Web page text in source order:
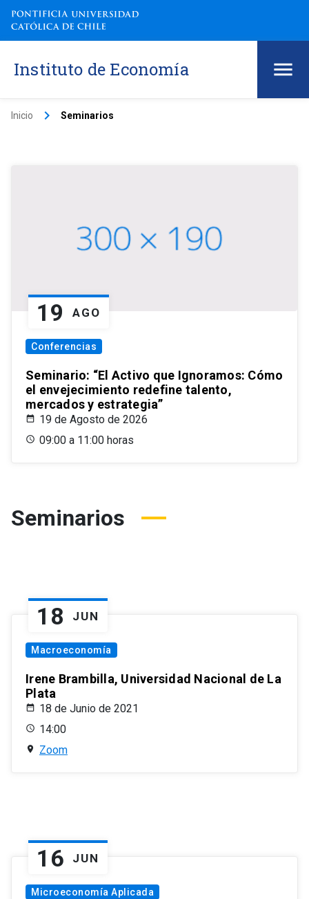
Instituto de Economía
Inicio keyboard_arrow_right Seminarios
19 AGO
Conferencias
Seminario: “El Activo que Ignoramos: Cómo
el envejecimiento redefine talento,
mercados y estrategia”
19 de Agosto de 2026
09:00 a 11:00 horas
Seminarios
18 JUN
Macroeconomía
Irene Brambilla, Universidad Nacional de La
Plata
18 de Junio de 2021
14:00
Zoom
16 JUN
Microeconomía Aplicada